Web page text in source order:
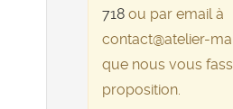
718 ou par email à
contact@atelier-
que nous vous
proposition.